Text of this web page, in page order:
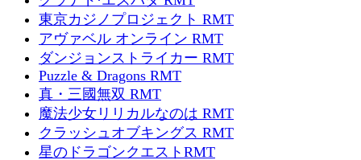
東京カジノプロジェクト RMT
アヴァベル オンライン RMT
ダンジョンストライカー RMT
Puzzle & Dragons RMT
真・三國無双 RMT
魔法少女リリカルなのは RMT
クラッシュオブキングス RMT
星のドラゴンクエストRMT